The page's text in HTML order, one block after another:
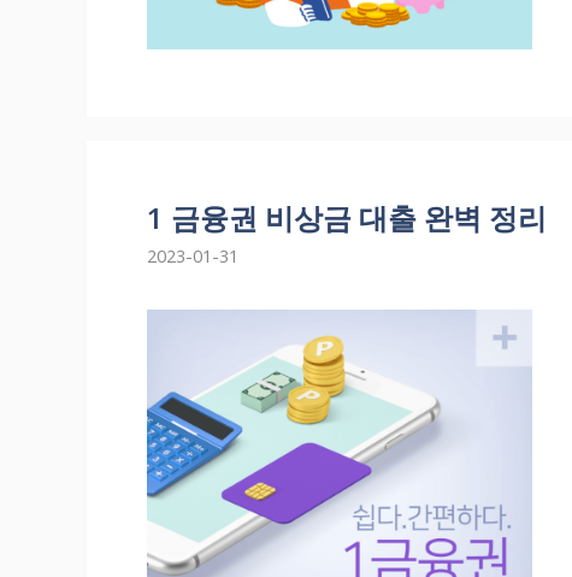
1 금융권 비상금 대출 완벽 정리
2023-01-31